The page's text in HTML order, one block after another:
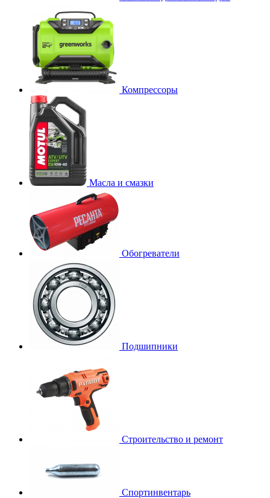
Компрессоры
Масла и смазки
Обогреватели
Подшипники
Строительство и ремонт
Спортинвентарь